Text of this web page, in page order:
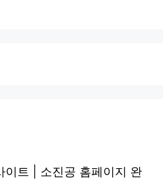
이트 | 소진공 홈페이지 완